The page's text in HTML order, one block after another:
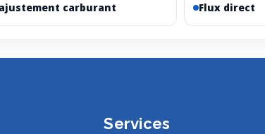
carburant Flux direct
Services